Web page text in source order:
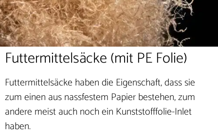
Futtermittelsäcke (mit PE Folie)
Futtermittelsäcke haben die Eigenschaft, dass sie
zum einen aus nassfestem Papier bestehen, zum
andere meist auch noch ein Kunststofffolie-Inlet
haben.